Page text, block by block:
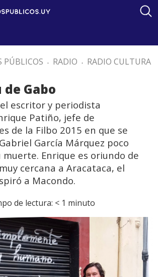
PÚBLICOS . RADIO . RADIO CULTURA
Gabo
escritor y periodista
Patiño, jefe de
de la Filbo 2015 en que se
García Márquez poco
muerte. Enrique es oriundo de
cercana a Aracataca, el
a Macondo.
de lectura: < 1 minuto